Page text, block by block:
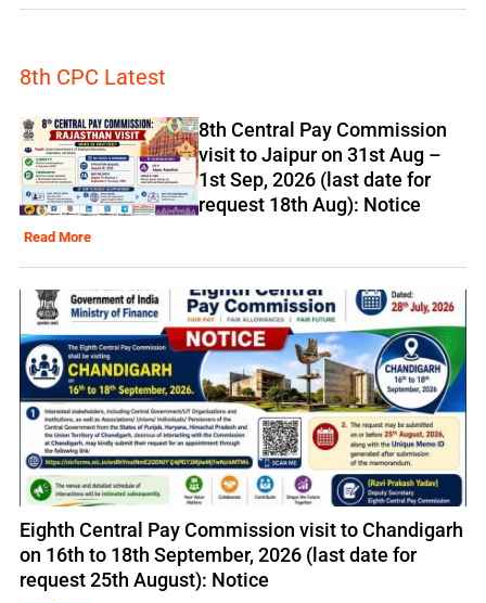
8th CPC Latest
8th Central Pay Commission
visit to Jaipur on 31st Aug –
1st Sep, 2026 (last date for
request 18th Aug): Notice
Read More
Eighth Central Pay Commission visit to Chandigarh
on 16th to 18th September, 2026 (last date for
request 25th August): Notice